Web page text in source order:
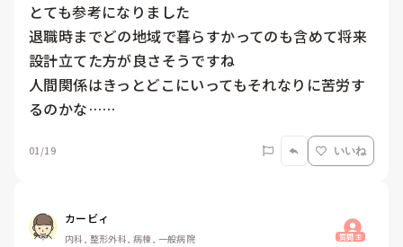
とても参考になりました
退職時までどの地域で暮らすかってのも含めて将来
設計立てた方が良さそうですね
人間関係はきっとどこにいってもそれなりに苦労す
るのかな……
01/19 いいね
カービィ
内科, 整形外科, 病棟, 一般病院 質問主